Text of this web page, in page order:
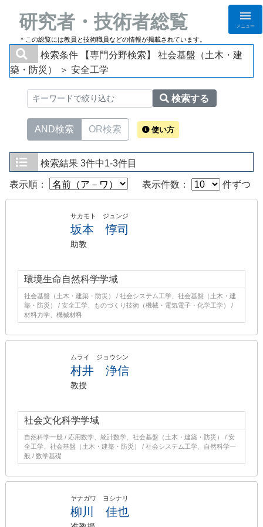
研究者・技術者総覧
＊この総覧には教員と技術職員などの情報が掲載されています。
メニュー
検索条件
【専門分野検索】 社会基盤（土木・建
築・防災） ＞ 安全工学
検索する
AND検索 OR検索 使い方
検索結果 3件中1-3件目
表示順： 表示件数： 件ずつ
サカモト ジュンジ
坂本 惇司
助教
環境生命自然科学学域
社会基盤（土木・建築・防災） / 社会システム工学、社会基盤（土木・建
築・防災） / 安全工学、ものづくり技術（機械・電気電子・化学工学） /
材料力学、機械材料
ムライ ジョウシン
村井 浄信
教授
社会文化科学学域
自然科学一般 / 応用数学、統計数学、社会基盤（土木・建築・防災） / 安
全工学、社会基盤（土木・建築・防災） / 社会システム工学、自然科学一
般 / 数学基礎
ヤナガワ ヨシナリ
柳川 佳也